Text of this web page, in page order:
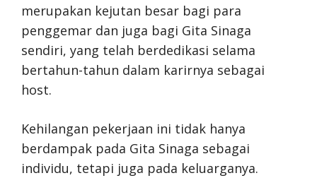
merupakan kejutan besar bagi para
penggemar dan juga bagi Gita Sinaga
sendiri, yang telah berdedikasi selama
bertahun-tahun dalam karirnya sebagai
host.
Kehilangan pekerjaan ini tidak hanya
berdampak pada Gita Sinaga sebagai
individu, tetapi juga pada keluarganya.